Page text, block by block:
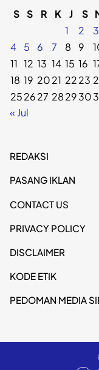
S S R K J S
1
2
3
4
5 6 7 8 9
11 12 13 14 15 16
18 19 2021 2223
252627 282930
« Jul
REDAKSI
PASANG IKLAN
CONTACT US
PRIVACY POLICY
DISCLAIMER
KODE ETIK
PEDOMAN MEDIA